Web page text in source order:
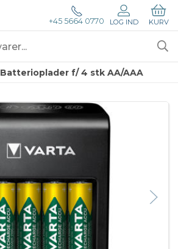
+45 5664 0770 LOG IND KURV
Batterioplader f/ 4 stk AA/AAA